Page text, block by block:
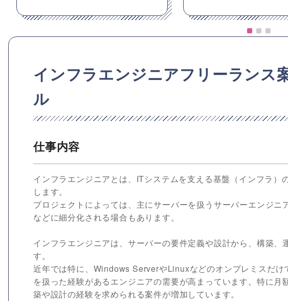
インフラエンジニアフリーランス
ル
仕事内容
インフラエンジニアとは、ITシステムを支える基盤（インフラ
します。
プロジェクトによっては、主にサーバーを扱うサーバーエンジ
などに細分化される場合もあります。
インフラエンジニアは、サーバーの要件定義や設計から、構築
す。
近年では特に、Windows ServerやLinuxなどのオンプレミスだ
を扱った経験があるエンジニアの需要が高まっています。特に
築や設計の経験を求められる案件が増加しています。